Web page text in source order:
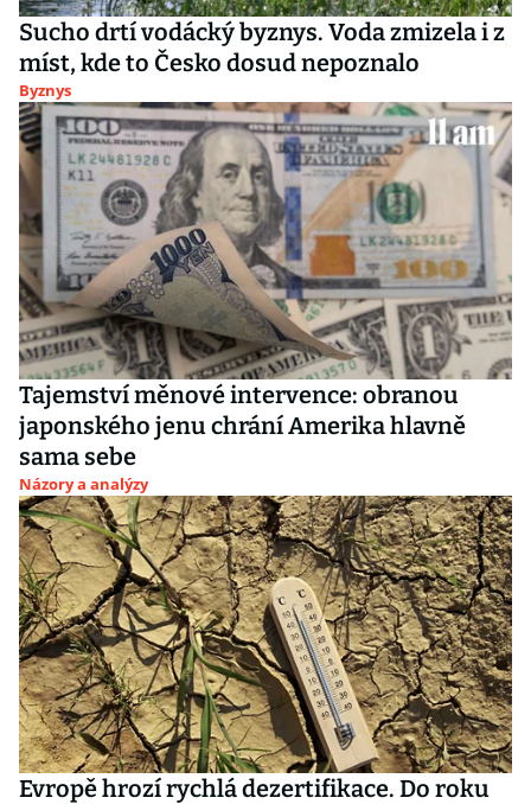
Sucho drtí vodácký byznys. Voda zmizela i z
míst, kde to Česko dosud nepoznalo
Byznys
Tajemství měnové intervence: obranou
japonského jenu chrání Amerika hlavně
sama sebe
Názory a analýzy
Evropě hrozí rychlá dezertifikace. Do roku